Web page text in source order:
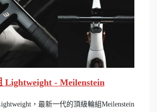
Lightweight - Meilenstein
，最新一代的頂級輪組Meilenstein